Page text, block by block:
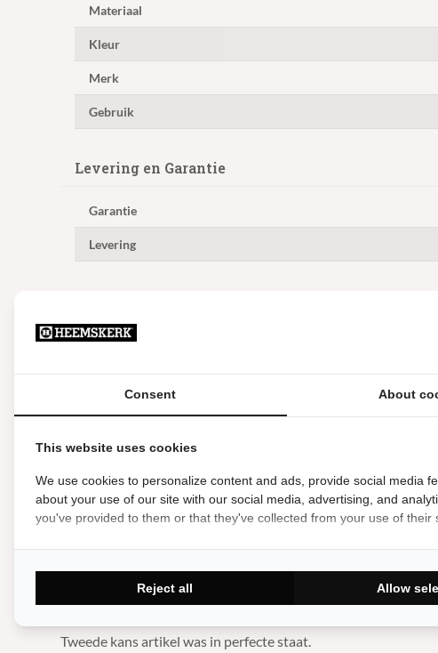
Materiaal
Kleur
Merk
Gebruik
Levering en Garantie
Garantie
Levering
Reviews
10/10
Foto gevraagd van tweede kans sjoelbak.
bak besteld. Deze is keurig geleverd met
Zeer goede respons
9/10
Tweede kans artikel was in perfecte
Tweede kans artikel was in perfecte staat.
Consent About
This website uses cookies
We use cookies to personalize content and ads, provide social media
about your use of our site with our social media, advertising, and
you've provided to them or that they've collected from your use of their
Reject all Allow